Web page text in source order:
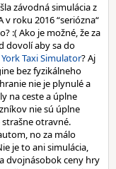
závodná simulácia z
v roku 2016 “seriózna“
:( Ako je možné, že za
dovolí aby sa do
Taxi Simulator? Aj
bez fyzikálneho
nie je plynulé a
na ceste a úplne
nie sú úplne
strašne otravné.
no za málo
je to ani simulácia,
dvojnásobok ceny hry